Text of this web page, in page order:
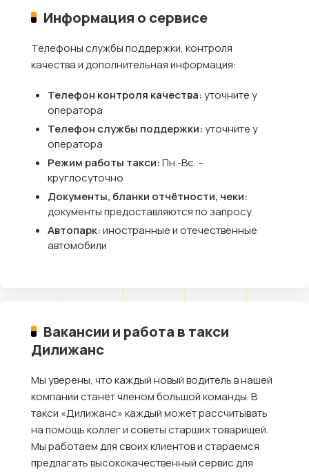
Информация о сервисе
Телефоны службы поддержки, контроля
качества и дополнительная информация:
Телефон контроля качества:уточните у
оператора
Телефон службы поддержки:уточните у
оператора
Режим работы такси:Пн.-Вс. –
круглосуточно
Документы, бланки отчётности, чеки:
документы предоставляются по запросу
Автопарк:иностранные и отечественные
автомобили
Вакансии и работа в такси
Дилижанс
Мы уверены, что каждый новый водитель в нашей
компании станет членом большой команды. В
такси «Дилижанс» каждый может рассчитывать
на помощь коллег и советы старших товарищей.
Мы работаем для своих клиентов и стараемся
предлагать высококачественный сервис для